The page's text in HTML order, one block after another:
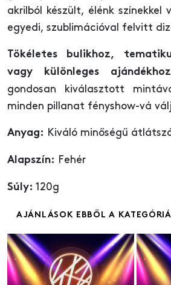
akrilból készült, élénk színekkel
egyedi, szublimációval felvitt
Tökéletes bulikhoz,
vagy különleges ajándékhoz
gondosan kiválasztott
minden pillanat fényshow-vá
Anyag: Kiváló minőségű
Alapszín: Fehér
Súly: 120g
AJÁNLÁSOK EBBŐL A